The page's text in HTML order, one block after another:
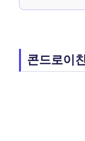
콘드로이